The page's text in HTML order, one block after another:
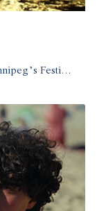
Festival 2012